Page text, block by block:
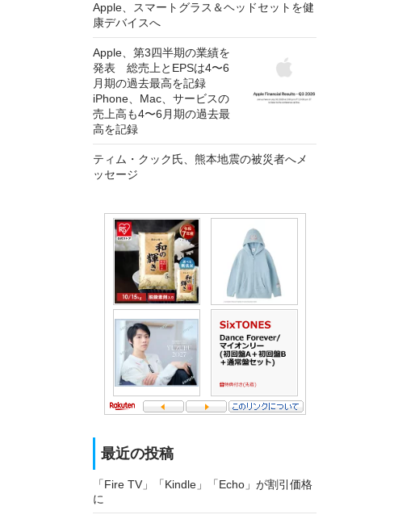
Apple、スマートグラス＆ヘッドセットを健
康デバイスへ
Apple、第3四半期の業績を
発表 総売上とEPSは4〜6
月期の過去最高を記録
iPhone、Mac、サービスの
売上高も4〜6月期の過去最
高を記録
ティム・クック氏、熊本地震の被災者へメ
ッセージ
最近の投稿
「Fire TV」「Kindle」「Echo」が割引価格
に